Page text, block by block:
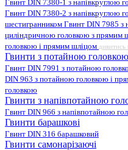
Гвинт DIN 7380-1 з напівкруглою
Гвинт DIN 7380-2 з напівкруглою
шестигранником Гвинт DIN 7985 з
циліндричною головкою з прямим
головкою і прямим шліцом дивитись
Гвинти з потайною головкою
Гвинт DIN 7991 з потайною
DIN 963 з потайною головкою і
головкою
Гвинти з напівпотайною
Гвинт DIN 966 з напівпотайною
Гвинти барашкові
Гвинт DIN 316 барашковий
Гвинти самонарізаючі